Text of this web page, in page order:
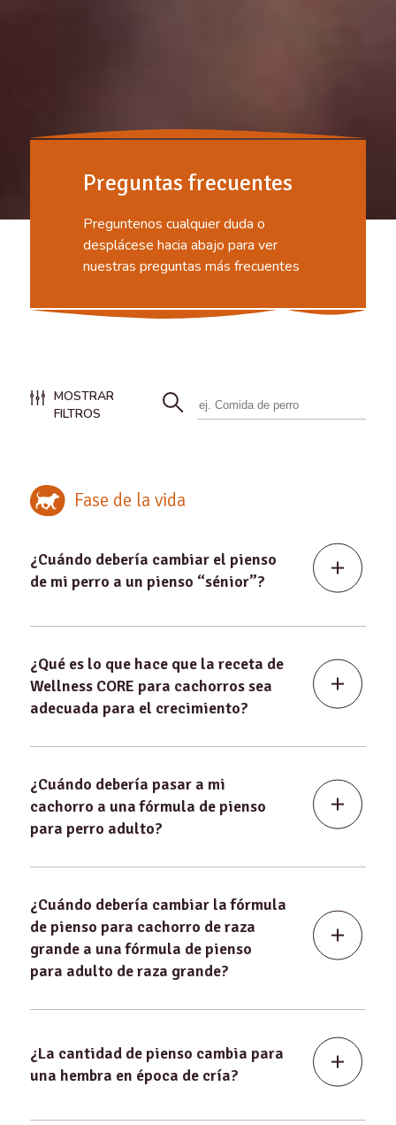
Preguntas frecuentes
Preguntenos cualquier duda o
desplácese hacia abajo para ver
nuestras preguntas más frecuentes
MOSTRAR
FILTROS
Fase de la vida
¿Cuándo debería cambiar el pienso
de mi perro a un pienso “sénior”?
¿Qué es lo que hace que la receta de
Wellness CORE para cachorros sea
adecuada para el crecimiento?
¿Cuándo debería pasar a mi
cachorro a una fórmula de pienso
para perro adulto?
¿Cuándo debería cambiar la fórmula
de pienso para cachorro de raza
grande a una fórmula de pienso
para adulto de raza grande?
¿La cantidad de pienso cambia para
una hembra en época de cría?